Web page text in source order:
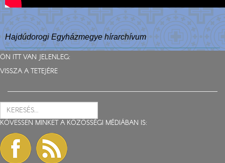
Hajdúdorogi Egyházmegye hírarchívum
ÖN ITT VAN JELENLEG:
VISSZA A TETEJÉRE
KÖVESSEN MINKET A KÖZÖSSÉGI MÉDIÁBAN IS: